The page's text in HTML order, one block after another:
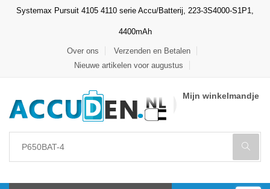
Systemax Pursuit 4105 4110 serie Accu/Batterij, 223-3S4000-S1P1,
4400mAh
Over ons
Verzenden en Betalen
Nieuwe artikelen voor augustus
Mijn winkelmandje